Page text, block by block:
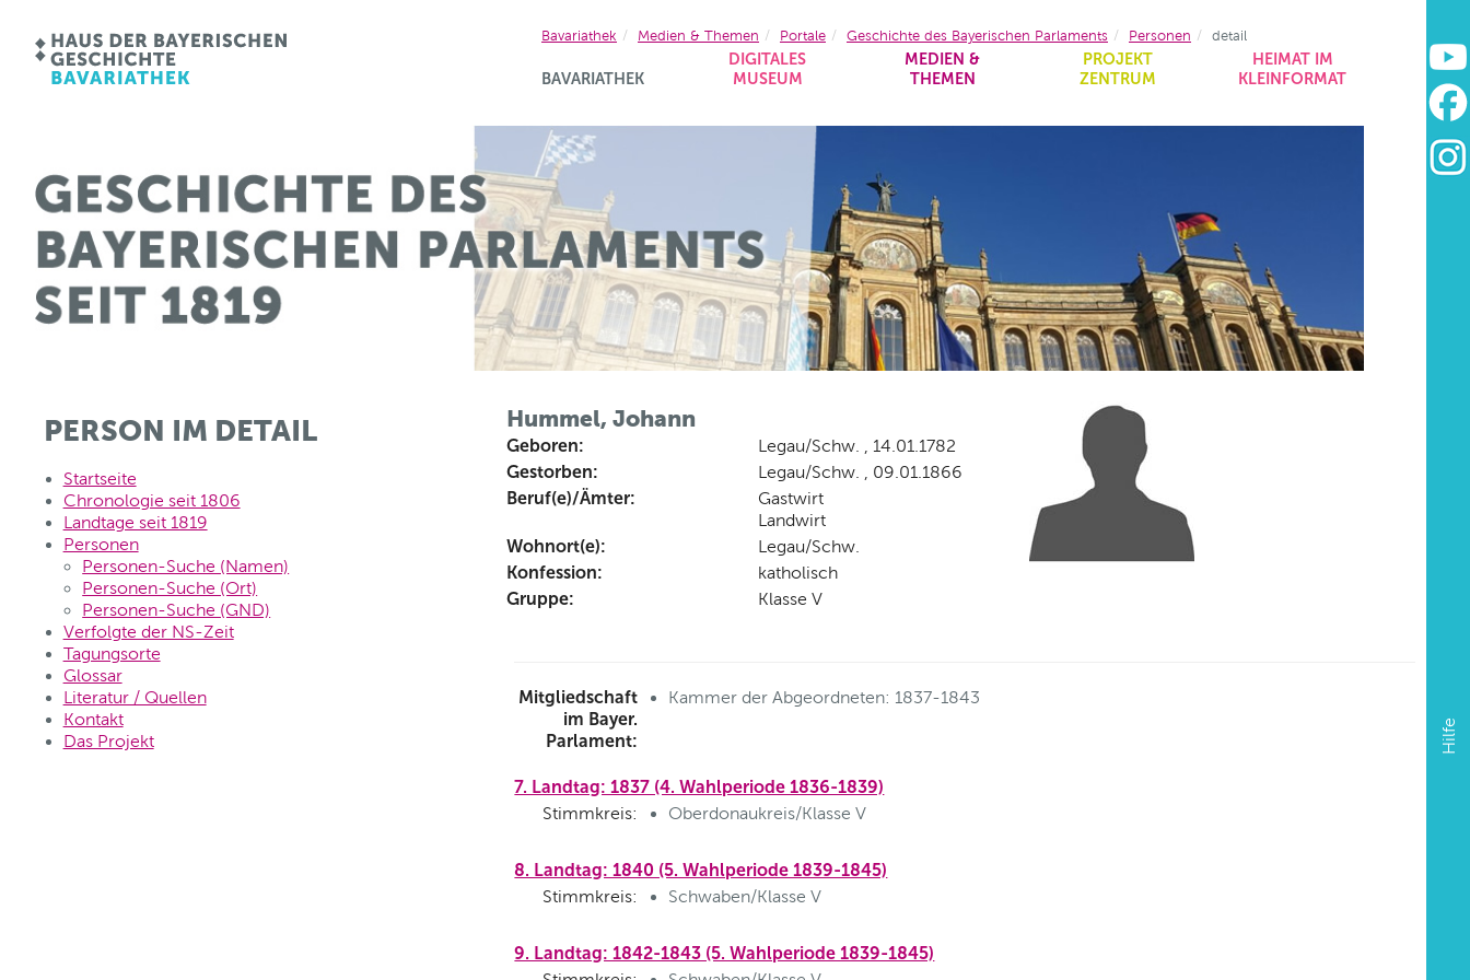
BAVARIATHEK
DIGITALES
MUSEUM
MEDIEN &
THEMEN
PROJEKT
ZENTRUM
HEIMAT IM
KLEINFORMAT
Hilfe
Bavariathek Medien & Themen Portale Geschichte des Bayerischen Parlaments Personen detail
PERSON IM DETAIL
Startseite
Chronologie seit 1806
Landtage seit 1819
Personen
Personen-Suche (Namen)
Personen-Suche (Ort)
Personen-Suche (GND)
Verfolgte der NS-Zeit
Tagungsorte
Glossar
Literatur / Quellen
Kontakt
Das Projekt
Hummel, Johann
Geboren: Legau/Schw. , 14.01.1782
Gestorben: Legau/Schw. , 09.01.1866
Beruf(e)/Ämter:
Gastwirt
Landwirt
Wohnort(e): Legau/Schw.
Konfession: katholisch
Gruppe: Klasse V
Mitgliedschaft
im Bayer.
Parlament:
Kammer der Abgeordneten: 1837-1843
7. Landtag: 1837 (4. Wahlperiode 1836-1839)
Stimmkreis: Oberdonaukreis/Klasse V
8. Landtag: 1840 (5. Wahlperiode 1839-1845)
Stimmkreis: Schwaben/Klasse V
9. Landtag: 1842-1843 (5. Wahlperiode 1839-1845)